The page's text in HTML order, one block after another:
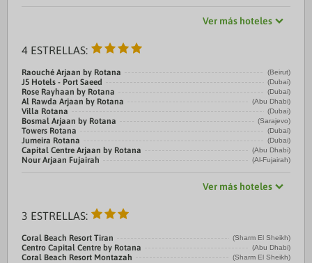
Ver más hoteles
4 ESTRELLAS:
Raouché Arjaan by Rotana (Beirut)
J5 Hotels - Port Saeed (Dubai)
Rose Rayhaan by Rotana (Dubai)
Al Rawda Arjaan by Rotana (Abu Dhabi)
Villa Rotana (Dubai)
Bosmal Arjaan by Rotana (Sarajevo)
Towers Rotana (Dubai)
Jumeira Rotana (Dubai)
Capital Centre Arjaan by Rotana (Abu Dhabi)
Nour Arjaan Fujairah (Al-Fujairah)
Ver más hoteles
3 ESTRELLAS:
Coral Beach Resort Tiran (Sharm El Sheikh)
Centro Capital Centre by Rotana (Abu Dhabi)
Coral Beach Resort Montazah (Sharm El Sheikh)